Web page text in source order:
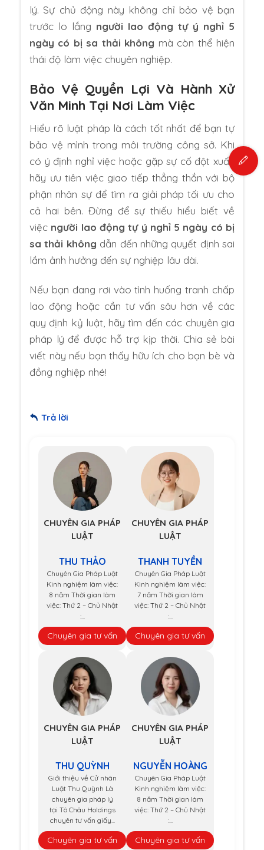
lý. Sự chủ động này không chỉ bảo vệ bạn
trước lo lắng người lao động tự ý nghỉ 5
ngày có bị sa thải không mà còn thể hiện
thái độ làm việc chuyên nghiệp.
Bảo Vệ Quyền Lợi Và Hành Xử
Văn Minh Tại Nơi Làm Việc
Hiểu rõ luật pháp là cách tốt nhất để bạn tự
bảo vệ mình trong môi trường công sở. Khi
có ý định nghỉ việc hoặc gặp sự cố đột xuất,
hãy ưu tiên việc giao tiếp thẳng thắn với bộ
phận nhân sự để tìm ra giải pháp tối ưu cho
cả hai bên. Đừng để sự thiếu hiểu biết về
việc người lao động tự ý nghỉ 5 ngày có bị
sa thải không dẫn đến những quyết định sai
lầm ảnh hưởng đến sự nghiệp lâu dài.
Nếu bạn đang rơi vào tình huống tranh chấp
lao động hoặc cần tư vấn sâu hơn về các
quy định kỷ luật, hãy tìm đến các chuyên gia
pháp lý để được hỗ trợ kịp thời. Chia sẻ bài
viết này nếu bạn thấy hữu ích cho bạn bè và
đồng nghiệp nhé!
Trả lời
CHUYÊN GIA PHÁP
LUẬT
THU THẢO
Chuyên Gia Pháp Luật
Kinh nghiệm làm việc:
8 năm Thời gian làm
việc: Thứ 2 – Chủ Nhật
:...
Chuyên gia tư vấn
CHUYÊN GIA PHÁP
LUẬT
THANH TUYỀN
Chuyên Gia Pháp Luật
Kinh nghiệm làm việc:
7 năm Thời gian làm
việc: Thứ 2 – Chủ Nhật
:...
Chuyên gia tư vấn
CHUYÊN GIA PHÁP
LUẬT
THU QUỲNH
Giới thiệu về Cử nhân
Luật Thu Quỳnh Là
chuyên gia pháp lý
tại Tô Châu Holdings
chuyên tư vấn giấy...
Chuyên gia tư vấn
CHUYÊN GIA PHÁP
LUẬT
NGUYỄN HOÀNG
Chuyên Gia Pháp Luật
Kinh nghiệm làm việc:
8 năm Thời gian làm
việc: Thứ 2 – Chủ Nhật
:...
Chuyên gia tư vấn